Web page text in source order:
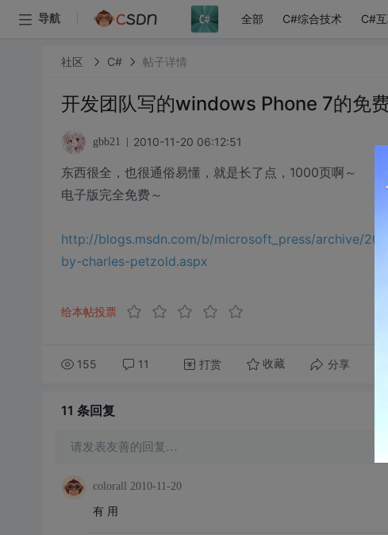
导航 全部 C#综合技术
社区 C# 帖子详情
开发团队写的windows Phone 7的免
gbb21 2010-11-20 06:12:51
东西很全，也很通俗易懂，就是长了点，1000页啊～
电子版完全免费～
http://blogs.msdn.com/b/microsoft_press/archive/
by-charles-petzold.aspx
给本帖投票
155 11 打赏 收藏 分享
11 条回复
请发表友善的回复…
colorall 2010-11-20
有 用